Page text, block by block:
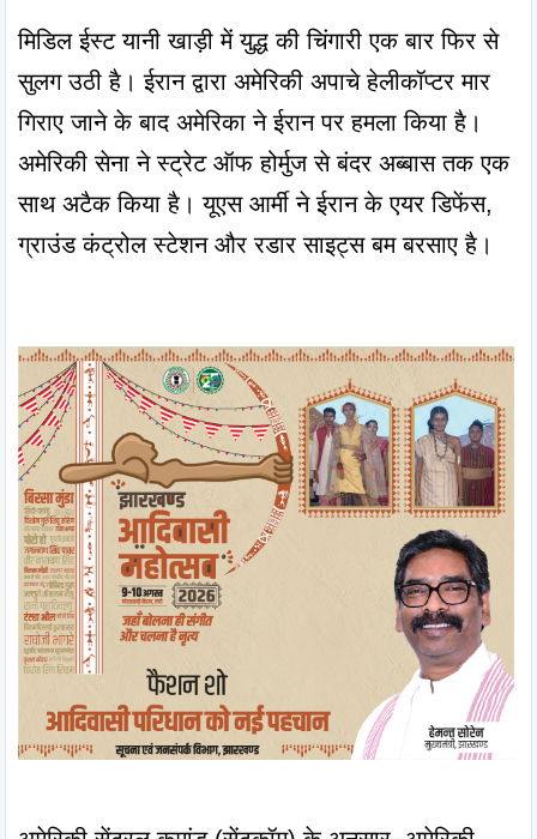
मिडिल ईस्ट यानी खाड़ी में युद्ध की चिंगारी एक बार फिर से
सुलग उठी है। ईरान द्वारा अमेरिकी अपाचे हेलीकॉप्टर मार
गिराए जाने के बाद अमेरिका ने ईरान पर हमला किया है।
अमेरिकी सेना ने स्ट्रेट ऑफ होर्मुज से बंदर अब्बास तक एक
साथ अटैक किया है। यूएस आर्मी ने ईरान के एयर डिफेंस,
ग्राउंड कंट्रोल स्टेशन और रडार साइट्स बम बरसाए है।